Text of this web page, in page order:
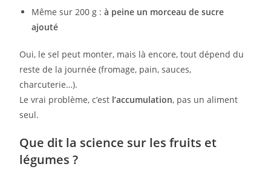
Même sur 200 g :à peine un morceau de sucre
ajouté
Oui, le sel peut monter, mais là encore, tout dépend du
reste de la journée (fromage, pain, sauces,
charcuterie…).
Le vrai problème, c’est l’accumulation, pas un aliment
seul.
Que dit la science sur les fruits et
légumes ?